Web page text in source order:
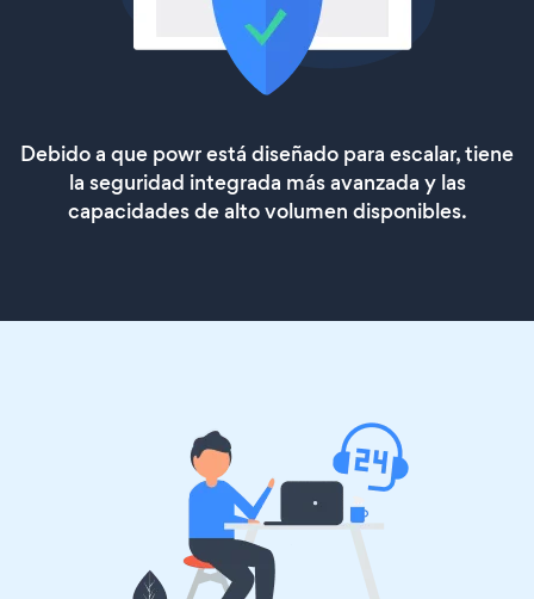
Debido a que powr está diseñado para escalar, tiene
la seguridad integrada más avanzada y las
capacidades de alto volumen disponibles.